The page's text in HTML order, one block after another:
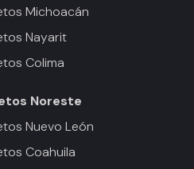
Michoacán
Nayarit
Colima
Noreste
Nuevo León
Coahuila